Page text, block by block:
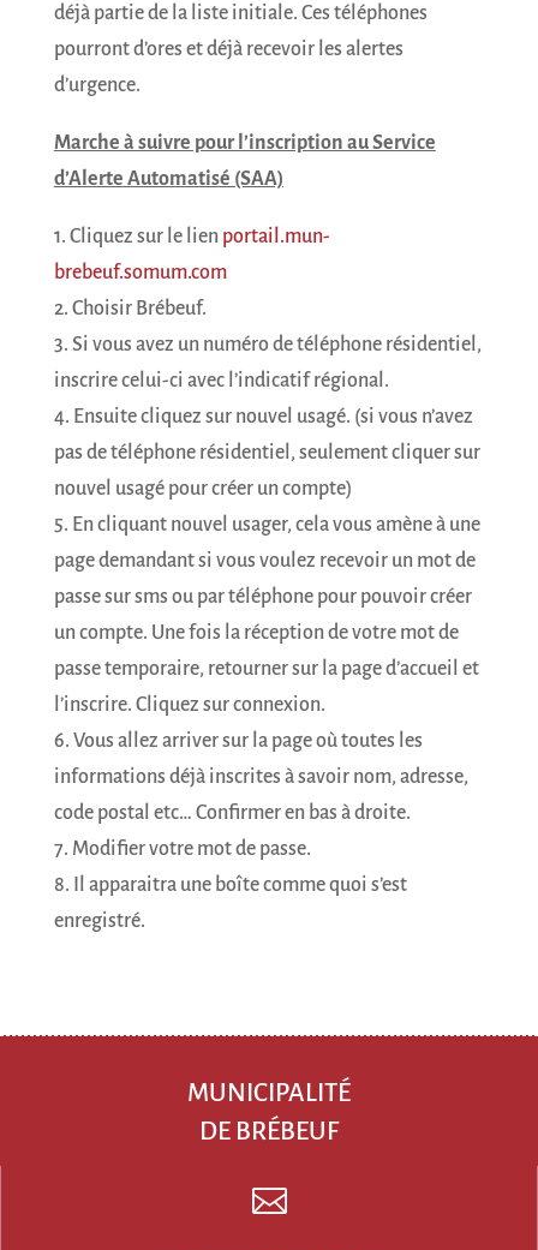
déjà partie de la liste initiale. Ces téléphones
pourront d’ores et déjà recevoir les alertes
d’urgence.
Marche à suivre pour l’inscription au Service
d’Alerte Automatisé (SAA)
1. Cliquez sur le lien portail.mun-
brebeuf.somum.com
2. Choisir Brébeuf.
3. Si vous avez un numéro de téléphone résidentiel,
inscrire celui-ci avec l’indicatif régional.
4. Ensuite cliquez sur nouvel usagé. (si vous n’avez
pas de téléphone résidentiel, seulement cliquer sur
nouvel usagé pour créer un compte)
5. En cliquant nouvel usager, cela vous amène à une
page demandant si vous voulez recevoir un mot de
passe sur sms ou par téléphone pour pouvoir créer
un compte. Une fois la réception de votre mot de
passe temporaire, retourner sur la page d’accueil et
l’inscrire. Cliquez sur connexion.
6. Vous allez arriver sur la page où toutes les
informations déjà inscrites à savoir nom, adresse,
code postal etc… Confirmer en bas à droite.
7. Modifier votre mot de passe.
8. Il apparaitra une boîte comme quoi s’est
enregistré.
MUNICIPALITÉ
DE BRÉBEUF
